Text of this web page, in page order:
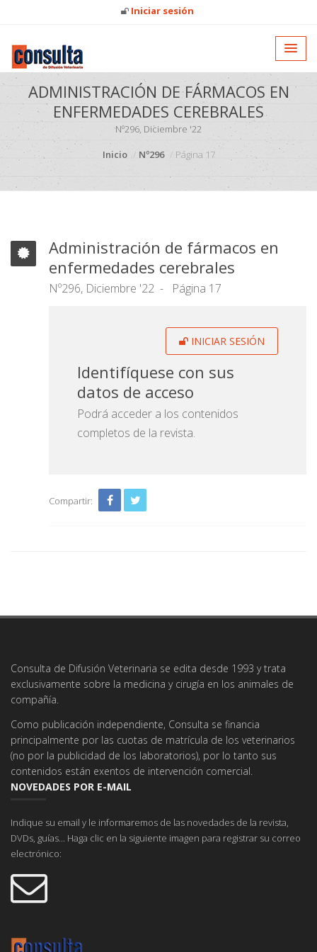
Iniciar sesión
ADMINISTRACIÓN DE FÁRMACOS EN
ENFERMEDADES CEREBRALES
Nº296, Diciembre '22
Inicio
Nº296 Página 17
Administración de fármacos en
enfermedades cerebrales
Nº296, Diciembre '22 Página 17
INICIAR SESIÓN
Identifíquese con sus
datos de acceso
Podrá acceder a los contenidos
completos de la revista.
Compartir:
Consulta de Difusión Veterinaria se edita desde 1993 y trata
exclusivamente sobre la medicina y cirugía en los animales de
compañía.
Como publicación independiente, Consulta se financia
principalmente por las cuotas de matrícula de los veterinarios
(no por la publicidad de los laboratorios), por lo tanto sus
contenidos están exentos de intervención comercial.
NOVEDADES POR E-MAIL
Indique su email y le informaremos de las novedades de la revista,
DVDs, guías... Haga clic en la siguiente imagen para registrar su correo
electrónico: